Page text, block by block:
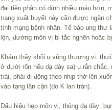
đại tiện phân có dính nhiều máu hơn,
trạng xuất huyết này cần được ngăn
tính mạng bệnh nhân. Tế bào ung thư
lộn, đường môn vị bị tắc nghẽn hoặc bị
Khám thấy khối u vùng thượng vị:
ở dưới rốn nếu dạ dày sa) u rắn chắc,
trái, phải di động theo nhịp thở lên
vào tạng lân cận (do K lan tràn).
Dấu hiệu hẹp môn vị, thủng dạ dày: